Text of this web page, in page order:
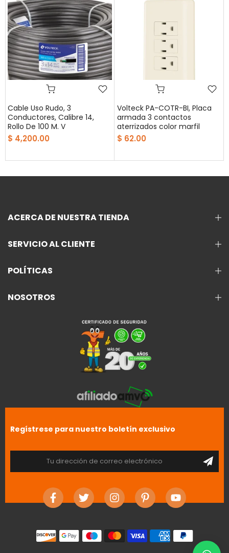
Cable Uso Rudo, 3
Conductores, Calibre 14,
Rollo De 100 M. V
$ 4,200.00
Volteck PA-COTR-BI, Placa
armada 3 contactos
aterrizados color marfil
$ 62.00
ACERCA DE NUESTRA TIENDA
SERVICIO AL CLIENTE
POLÍTICAS
NOSOTROS
Regístrese para nuestro boletín exclusivo